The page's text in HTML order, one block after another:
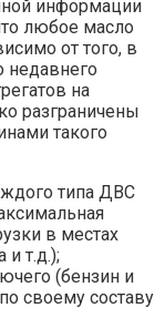
информации
любое масло
от того, в
недавнего
на
разграничены
такого
типа ДВС
в местах
и т.д.);
(бензин и
своему составу